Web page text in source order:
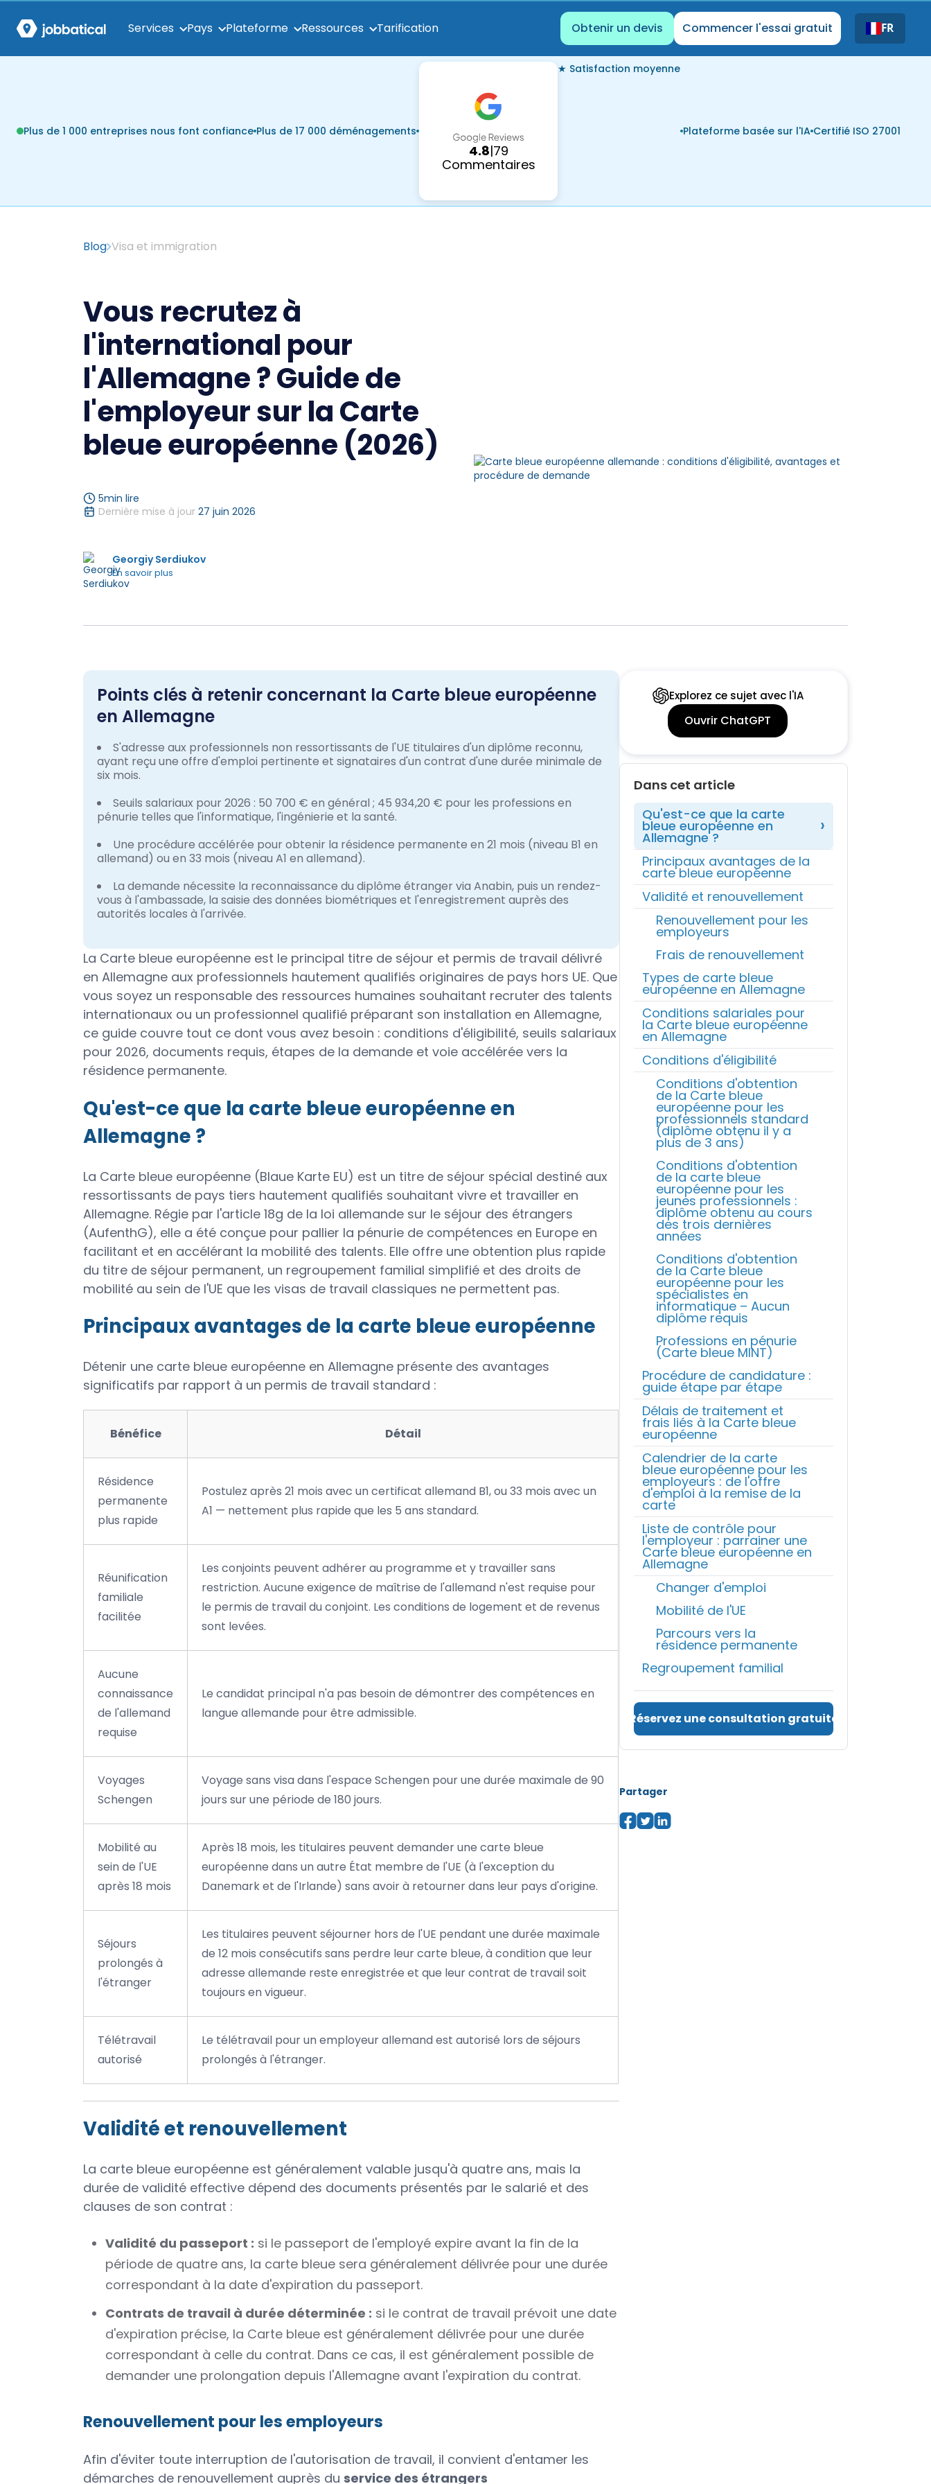
Services Pays Plateforme Ressources Tarification Obtenir un devis Commencer l'essai gratuit FR
Plus de 1 000 entreprises nous font confiance Plus de 17 000 déménagements
4.8|79
Commentaires
★ Satisfaction moyenne
Plateforme basée sur l'IA Certifié ISO 27001
Blog Visa et immigration
Vous recrutez à
l'international pour
l'Allemagne ? Guide de
l'employeur sur la Carte
bleue européenne (2026)
5min lire
Dernière mise à jour 27 juin 2026
Georgiy Serdiukov
En savoir plus
Points clés à retenir concernant la Carte bleue européenne
en Allemagne
S'adresse aux professionnels non ressortissants de l'UE titulaires d'un diplôme reconnu,
ayant reçu une offre d'emploi pertinente et signataires d'un contrat d'une durée minimale de
six mois.
Seuils salariaux pour 2026 : 50 700 € en général ; 45 934,20 € pour les professions en
pénurie telles que l'informatique, l'ingénierie et la santé.
Une procédure accélérée pour obtenir la résidence permanente en 21 mois (niveau B1 en
allemand) ou en 33 mois (niveau A1 en allemand).
La demande nécessite la reconnaissance du diplôme étranger via Anabin, puis un rendez-
vous à l'ambassade, la saisie des données biométriques et l'enregistrement auprès des
autorités locales à l'arrivée.
La Carte bleue européenne est le principal titre de séjour et permis de travail délivré
en Allemagne aux professionnels hautement qualifiés originaires de pays hors UE. Que
vous soyez un responsable des ressources humaines souhaitant recruter des talents
internationaux ou un professionnel qualifié préparant son installation en Allemagne,
ce guide couvre tout ce dont vous avez besoin : conditions d'éligibilité, seuils salariaux
pour 2026, documents requis, étapes de la demande et voie accélérée vers la
résidence permanente.
Qu'est-ce que la carte bleue européenne en
Allemagne ?
La Carte bleue européenne (Blaue Karte EU) est un titre de séjour spécial destiné aux
ressortissants de pays tiers hautement qualifiés souhaitant vivre et travailler en
Allemagne. Régie par l'article 18g de la loi allemande sur le séjour des étrangers
(AufenthG), elle a été conçue pour pallier la pénurie de compétences en Europe en
facilitant et en accélérant la mobilité des talents. Elle offre une obtention plus rapide
du titre de séjour permanent, un regroupement familial simplifié et des droits de
mobilité au sein de l'UE que les visas de travail classiques ne permettent pas.
Principaux avantages de la carte bleue européenne
Détenir une carte bleue européenne en Allemagne présente des avantages
significatifs par rapport à un permis de travail standard :
Bénéfice Détail
Résidence
permanente
plus rapide
Postulez après 21 mois avec un certificat allemand B1, ou 33 mois avec un
A1 — nettement plus rapide que les 5 ans standard.
Réunification
familiale
facilitée
Les conjoints peuvent adhérer au programme et y travailler sans
restriction. Aucune exigence de maîtrise de l'allemand n'est requise pour
le permis de travail du conjoint. Les conditions de logement et de revenus
sont levées.
Aucune
connaissance
de l'allemand
requise
Le candidat principal n'a pas besoin de démontrer des compétences en
langue allemande pour être admissible.
Voyages
Schengen
Voyage sans visa dans l'espace Schengen pour une durée maximale de 90
jours sur une période de 180 jours.
Mobilité au
sein de l'UE
après 18 mois
Après 18 mois, les titulaires peuvent demander une carte bleue
européenne dans un autre État membre de l'UE (à l'exception du
Danemark et de l'Irlande) sans avoir à retourner dans leur pays d'origine.
Séjours
prolongés à
l'étranger
Les titulaires peuvent séjourner hors de l'UE pendant une durée maximale
de 12 mois consécutifs sans perdre leur carte bleue, à condition que leur
adresse allemande reste enregistrée et que leur contrat de travail soit
toujours en vigueur.
Télétravail
autorisé
Le télétravail pour un employeur allemand est autorisé lors de séjours
prolongés à l'étranger.
Validité et renouvellement
La carte bleue européenne est généralement valable jusqu'à quatre ans, mais la
durée de validité effective dépend des documents présentés par le salarié et des
clauses de son contrat :
Validité du passeport : si le passeport de l'employé expire avant la fin de la
période de quatre ans, la carte bleue sera généralement délivrée pour une durée
correspondant à la date d'expiration du passeport.
Contrats de travail à durée déterminée : si le contrat de travail prévoit une date
d'expiration précise, la Carte bleue est généralement délivrée pour une durée
correspondant à celle du contrat. Dans ce cas, il est généralement possible de
demander une prolongation depuis l'Allemagne avant l'expiration du contrat.
Renouvellement pour les employeurs
Afin d'éviter toute interruption de l'autorisation de travail, il convient d'entamer les
démarches de renouvellement auprès duservice des étrangers
Explorez ce sujet avec l'IA
Ouvrir ChatGPT
Dans cet article
Qu'est-ce que la carte
bleue européenne en
Allemagne ?
Principaux avantages de la
carte bleue européenne
Validité et renouvellement
Renouvellement pour les
employeurs
Frais de renouvellement
Types de carte bleue
européenne en Allemagne
Conditions salariales pour
la Carte bleue européenne
en Allemagne
Conditions d'éligibilité
Conditions d'obtention
de la Carte bleue
européenne pour les
professionnels standard
(diplôme obtenu il y a
plus de 3 ans)
Conditions d'obtention
de la carte bleue
européenne pour les
jeunes professionnels :
diplôme obtenu au cours
des trois dernières
années
Conditions d'obtention
de la Carte bleue
européenne pour les
spécialistes en
informatique – Aucun
diplôme requis
Professions en pénurie
(Carte bleue MINT)
Procédure de candidature :
guide étape par étape
Délais de traitement et
frais liés à la Carte bleue
européenne
Calendrier de la carte
bleue européenne pour les
employeurs : de l'offre
d'emploi à la remise de la
carte
Liste de contrôle pour
l'employeur : parrainer une
Carte bleue européenne en
Allemagne
Changer d'emploi
Mobilité de l'UE
Parcours vers la
résidence permanente
Regroupement familial
Réservez une consultation gratuite
Partager